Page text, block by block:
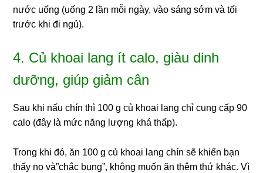
nước uống (uống 2 lần mỗi ngày, vào sáng sớm và tối
trước khi đi ngủ).
4. Củ khoai lang ít calo, giàu dinh
dưỡng, giúp giảm cân
Sau khi nấu chín thì 100 g củ khoai lang chỉ cung cấp 90
calo (đây là mức năng lượng khá thấp).
Trong khi đó, ăn 100 g củ khoai lang chín sẽ khiến bạn
thấy no và”chắc bụng”, không muốn ăn thêm thứ khác. Vì